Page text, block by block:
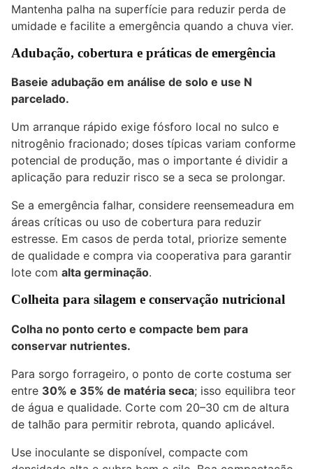
Mantenha palha na superfície para reduzir perda de
umidade e facilite a emergência quando a chuva vier.
Adubação, cobertura e práticas de emergência
Baseie adubação em análise de solo e use N
parcelado.
Um arranque rápido exige fósforo local no sulco e
nitrogênio fracionado; doses típicas variam conforme
potencial de produção, mas o importante é dividir a
aplicação para reduzir risco se a seca se prolongar.
Se a emergência falhar, considere reensemeadura em
áreas críticas ou uso de cobertura para reduzir
estresse. Em casos de perda total, priorize semente
de qualidade e compra via cooperativa para garantir
lote com alta germinação.
Colheita para silagem e conservação nutricional
Colha no ponto certo e compacte bem para
conservar nutrientes.
Para sorgo forrageiro, o ponto de corte costuma ser
entre 30% e 35% de matéria seca; isso equilibra teor
de água e qualidade. Corte com 20–30 cm de altura
de talhão para permitir rebrota, quando aplicável.
Use inoculante se disponível, compacte com